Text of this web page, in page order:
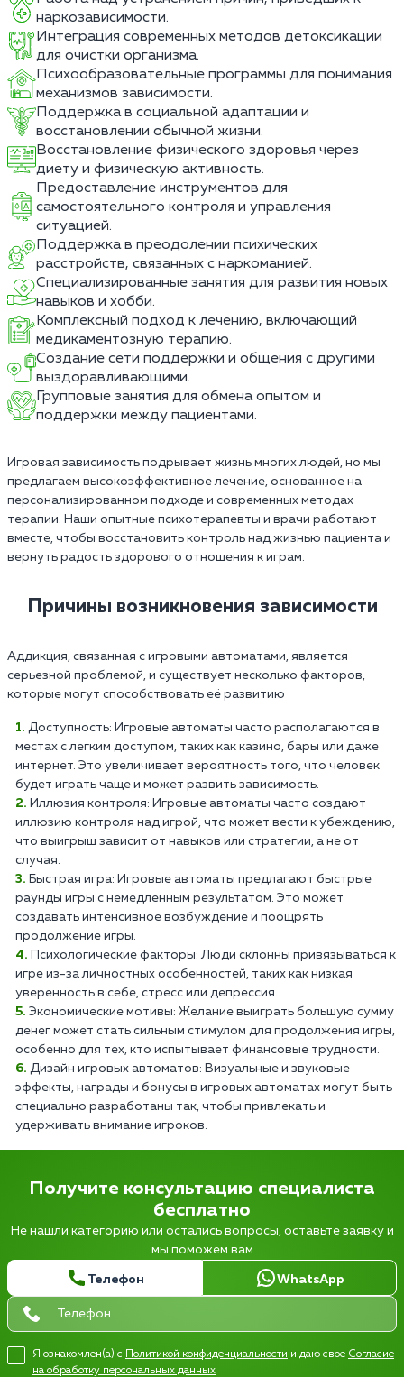
наркозависимости.
Интеграция современных методов детоксикации
для очистки организма.
Психообразовательные программы для понимания
механизмов зависимости.
Поддержка в социальной адаптации и
восстановлении обычной жизни.
Восстановление физического здоровья через
диету и физическую активность.
Предоставление инструментов для
самостоятельного контроля и управления
ситуацией.
Поддержка в преодолении психических
расстройств, связанных с наркоманией.
Специализированные занятия для развития новых
навыков и хобби.
Комплексный подход к лечению, включающий
медикаментозную терапию.
Создание сети поддержки и общения с другими
выздоравливающими.
Групповые занятия для обмена опытом и
поддержки между пациентами.
Игровая зависимость подрывает жизнь многих людей, но мы
предлагаем высокоэффективное лечение, основанное на
персонализированном подходе и современных методах
терапии. Наши опытные психотерапевты и врачи работают
вместе, чтобы восстановить контроль над жизнью пациента и
вернуть радость здорового отношения к играм.
Причины возникновения зависимости
Аддикция, связанная с игровыми автоматами, является
серьезной проблемой, и существует несколько факторов,
которые могут способствовать её развитию
Доступность: Игровые автоматы часто располагаются в
местах с легким доступом, таких как казино, бары или даже
интернет. Это увеличивает вероятность того, что человек
будет играть чаще и может развить зависимость.
Иллюзия контроля: Игровые автоматы часто создают
иллюзию контроля над игрой, что может вести к убеждению,
что выигрыш зависит от навыков или стратегии, а не от
случая.
Быстрая игра: Игровые автоматы предлагают быстрые
раунды игры с немедленным результатом. Это может
создавать интенсивное возбуждение и поощрять
продолжение игры.
Психологические факторы: Люди склонны привязываться к
игре из-за личностных особенностей, таких как низкая
уверенность в себе, стресс или депрессия.
Экономические мотивы: Желание выиграть большую сумму
денег может стать сильным стимулом для продолжения игры,
особенно для тех, кто испытывает финансовые трудности.
Дизайн игровых автоматов: Визуальные и звуковые
эффекты, награды и бонусы в игровых автоматах могут быть
специально разработаны так, чтобы привлекать и
удерживать внимание игроков.
Получите консультацию специалиста
бесплатно
Не нашли категорию или остались вопросы, оставьте заявку и
мы поможем вам
Телефон WhatsApp
Я ознакомлен(а) с Политикой конфиденциальности и даю свое Согласие
на обработку персональных данных